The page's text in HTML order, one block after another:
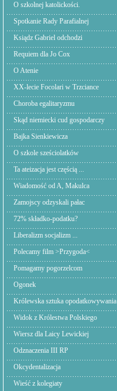
O szkolnej katolickości.
Spotkanie Rady Parafialnej
Ksiądz Gabriel odchodzi
Requiem dla Jo Cox
O Atenie
XX-lecie Focolari w Trzciance
Choroba egalitaryzmu
Skąd niemiecki cud gospodarczy
Bajka Sienkiewicza
O szkole sześciolatków
Ta ateizacja jest częścią ...
Wiadomość od A, Makulca
Zamojscy odzyskali pałac
72% składko-podatku?
Liberalizm socjalizm ...
Polecamy film >Przygoda<
Pomagamy pogorzelcom
Ogonek
Królewska sztuka opodatkowywania
Widok z Królestwa Polskiego
Wiersz dla Laicy Lewickiej
Odznaczenia III RP
Okcydentalizacja
Wieść z kolegiaty